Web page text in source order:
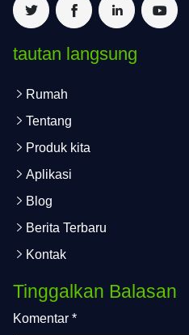
tautan langsung
Rumah
Tentang
Produk kita
Aplikasi
Blog
Berita Terbaru
Kontak
Tinggalkan Balasan
Komentar *